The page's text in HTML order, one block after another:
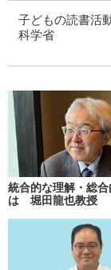
子どもの読書活
科学省
統合的な理解・総合
は 堀田龍也教授